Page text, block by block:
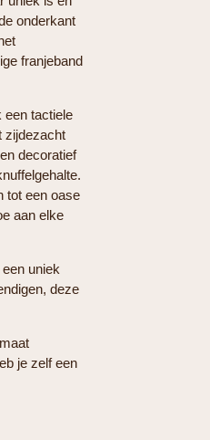
onderkant
franjeband
een tactiele
zijdezacht
decoratief
tot een oase
aan elke
uniek
deze
je zelf een